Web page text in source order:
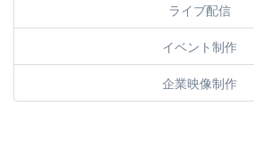
ライブ配信
イベント制作
企業映像制作